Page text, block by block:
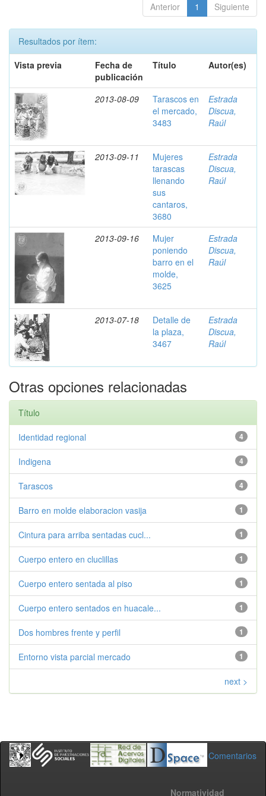
Anterior 1 Siguiente
Resultados por ítem:
Vista previa
Fecha de
publicación
Título Autor(es)
2013-08-09
Tarascos en
el mercado,
3483
Estrada
Discua,
Raúl
2013-09-11
Mujeres
tarascas
llenando
sus
cantaros,
3680
Estrada
Discua,
Raúl
2013-09-16
Mujer
poniendo
barro en el
molde,
3625
Estrada
Discua,
Raúl
2013-07-18
Detalle de
la plaza,
3467
Estrada
Discua,
Raúl
Otras opciones relacionadas
Título
4
Identidad regional
4
Indigena
4
Tarascos
1
Barro en molde elaboracion vasija
1
Cintura para arriba sentadas cucl...
1
Cuerpo entero en cluclillas
1
Cuerpo entero sentada al piso
1
Cuerpo entero sentados en huacale...
1
Dos hombres frente y perfil
1
Entorno vista parcial mercado
next >
Comentarios
Normatividad